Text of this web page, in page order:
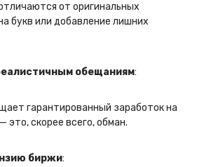
от оригинальных
букв или добавление лишних
обещаниям:
гарантированный заработок на
это, скорее всего, обман.
биржи: